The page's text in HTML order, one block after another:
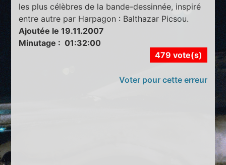
les plus célèbres de la bande-dessinnée, inspiré
entre autre par Harpagon : Balthazar Picsou.
Ajoutée le 19.11.2007
Minutage : 01:32:00
479 vote(s)
Voter pour cette erreur